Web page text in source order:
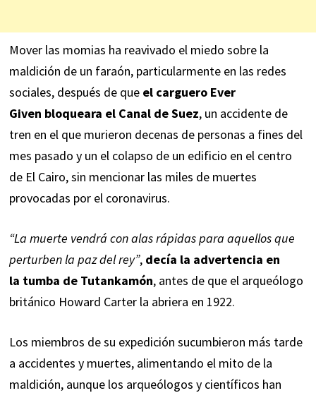
Mover las momias ha reavivado el miedo sobre la
maldición de un faraón, particularmente en las redes
sociales, después de que el carguero Ever
Given bloqueara el Canal de Suez, un accidente de
tren en el que murieron decenas de personas a fines del
mes pasado y un el colapso de un edificio en el centro
de El Cairo, sin mencionar las miles de muertes
provocadas por el coronavirus.
“La muerte vendrá con alas rápidas para aquellos que
perturben la paz del rey”, decía la advertencia en
la tumba de Tutankamón, antes de que el arqueólogo
británico Howard Carter la abriera en 1922.
Los miembros de su expedición sucumbieron más tarde
a accidentes y muertes, alimentando el mito de la
maldición, aunque los arqueólogos y científicos han